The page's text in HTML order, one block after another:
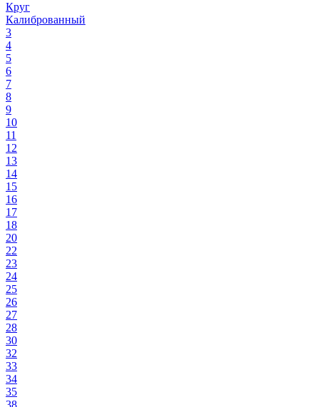
Круг
Калиброванный
3
4
5
6
7
8
9
10
11
12
13
14
15
16
17
18
20
22
23
24
25
26
27
28
30
32
33
34
35
38